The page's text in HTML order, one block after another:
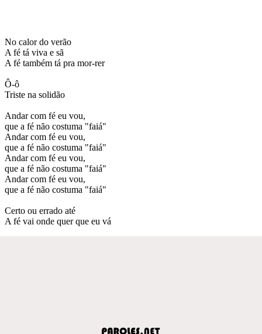
No calor do verão
A fé tá viva e sã
A fé também tá pra mor-rer
Ô-ô
Triste na solidão
Andar com fé eu vou,
que a fé não costuma "faiá"
Andar com fé eu vou,
que a fé não costuma "faiá"
Andar com fé eu vou,
que a fé não costuma "faiá"
Andar com fé eu vou,
que a fé não costuma "faiá"
Certo ou errado até
A fé vai onde quer que eu vá